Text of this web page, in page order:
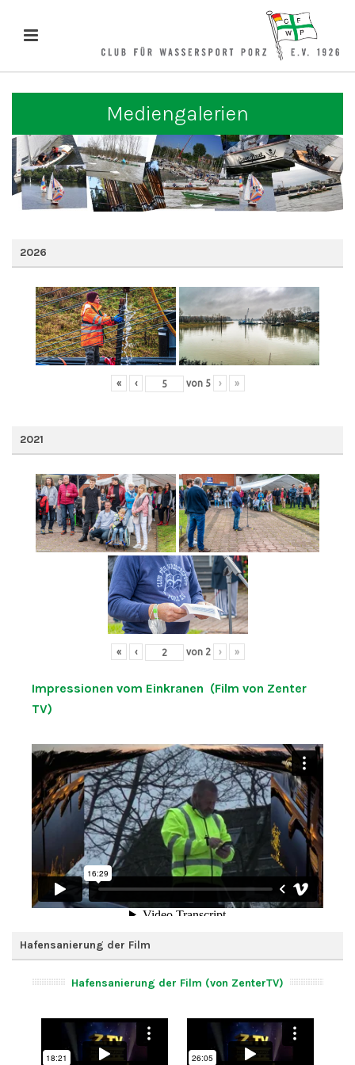
Mediengalerien
2026
« ‹ von 5 › »
2021
« ‹ von 2 › »
Impressionen vom Einkranen (Film von Zenter
TV)
Hafensanierung der Film
Hafensanierung der Film (von ZenterTV)